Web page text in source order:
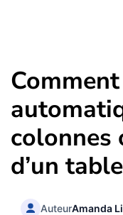
colonnes
d’un
AuteurAmanda Li